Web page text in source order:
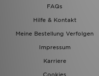
FAQs
Hilfe & Kontakt
Meine Bestellung Verfolgen
Impressum
Karriere
Cookies